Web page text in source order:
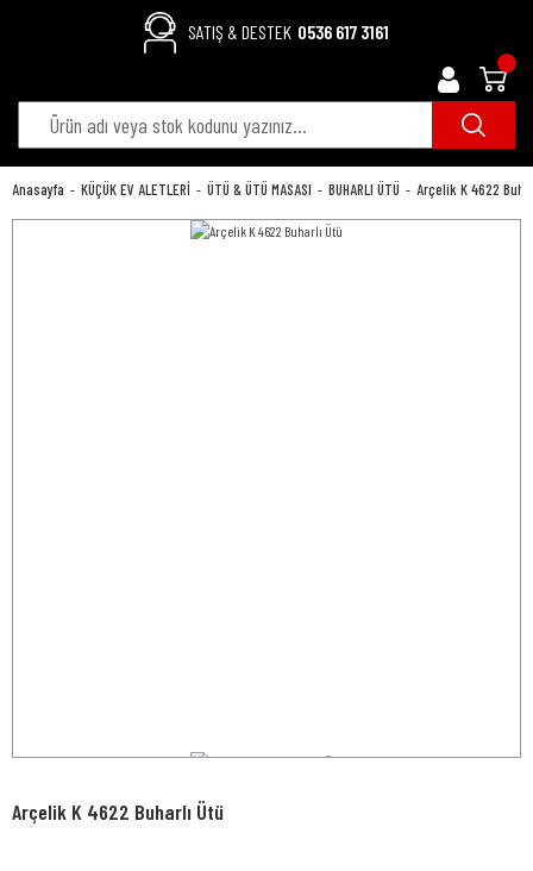
SATIŞ & DESTEK 0536 617 3161
Anasayfa KÜÇÜK EV ALETLERİ ÜTÜ & ÜTÜ MASASI BUHARLI ÜTÜ Arçelik K 4622
Arçelik K 4622 Buharlı Ütü